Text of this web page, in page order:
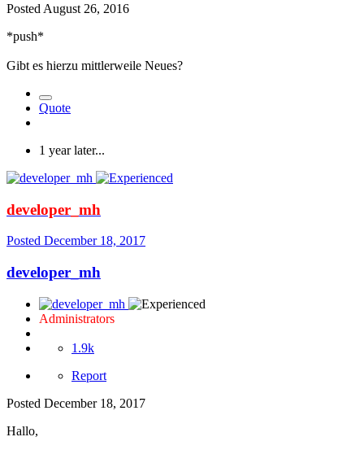
Posted August 26, 2016
*push*
Gibt es hierzu mittlerweile Neues?
Quote
1 year later...
developer_mh
Posted December 18, 2017
developer_mh
Administrators
1.9k
Report
Posted December 18, 2017
Hallo,